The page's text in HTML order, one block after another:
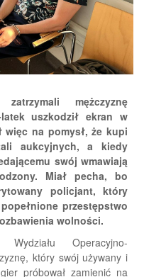
mężczyznę
uszkodził ekran w
więc na pomysł, że kupi
aukcyjnych, a kiedy
swój wmawiają
Miał pecha, bo
policjant, który
przestępstwo
wolności.
Operacyjno-
który swój używany i
próbował zamienić na